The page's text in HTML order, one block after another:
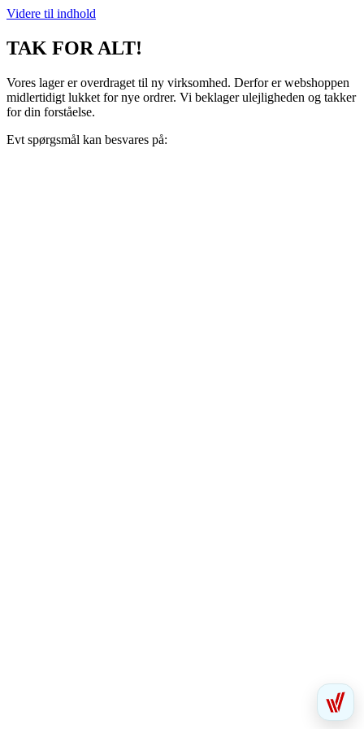
Videre til indhold
TAK FOR ALT!
Vores lager er overdraget til ny virksomhed. Derfor er webshoppen
midlertidigt lukket for nye ordrer. Vi beklager ulejligheden og takker
for din forståelse.
Evt spørgsmål kan besvares på: